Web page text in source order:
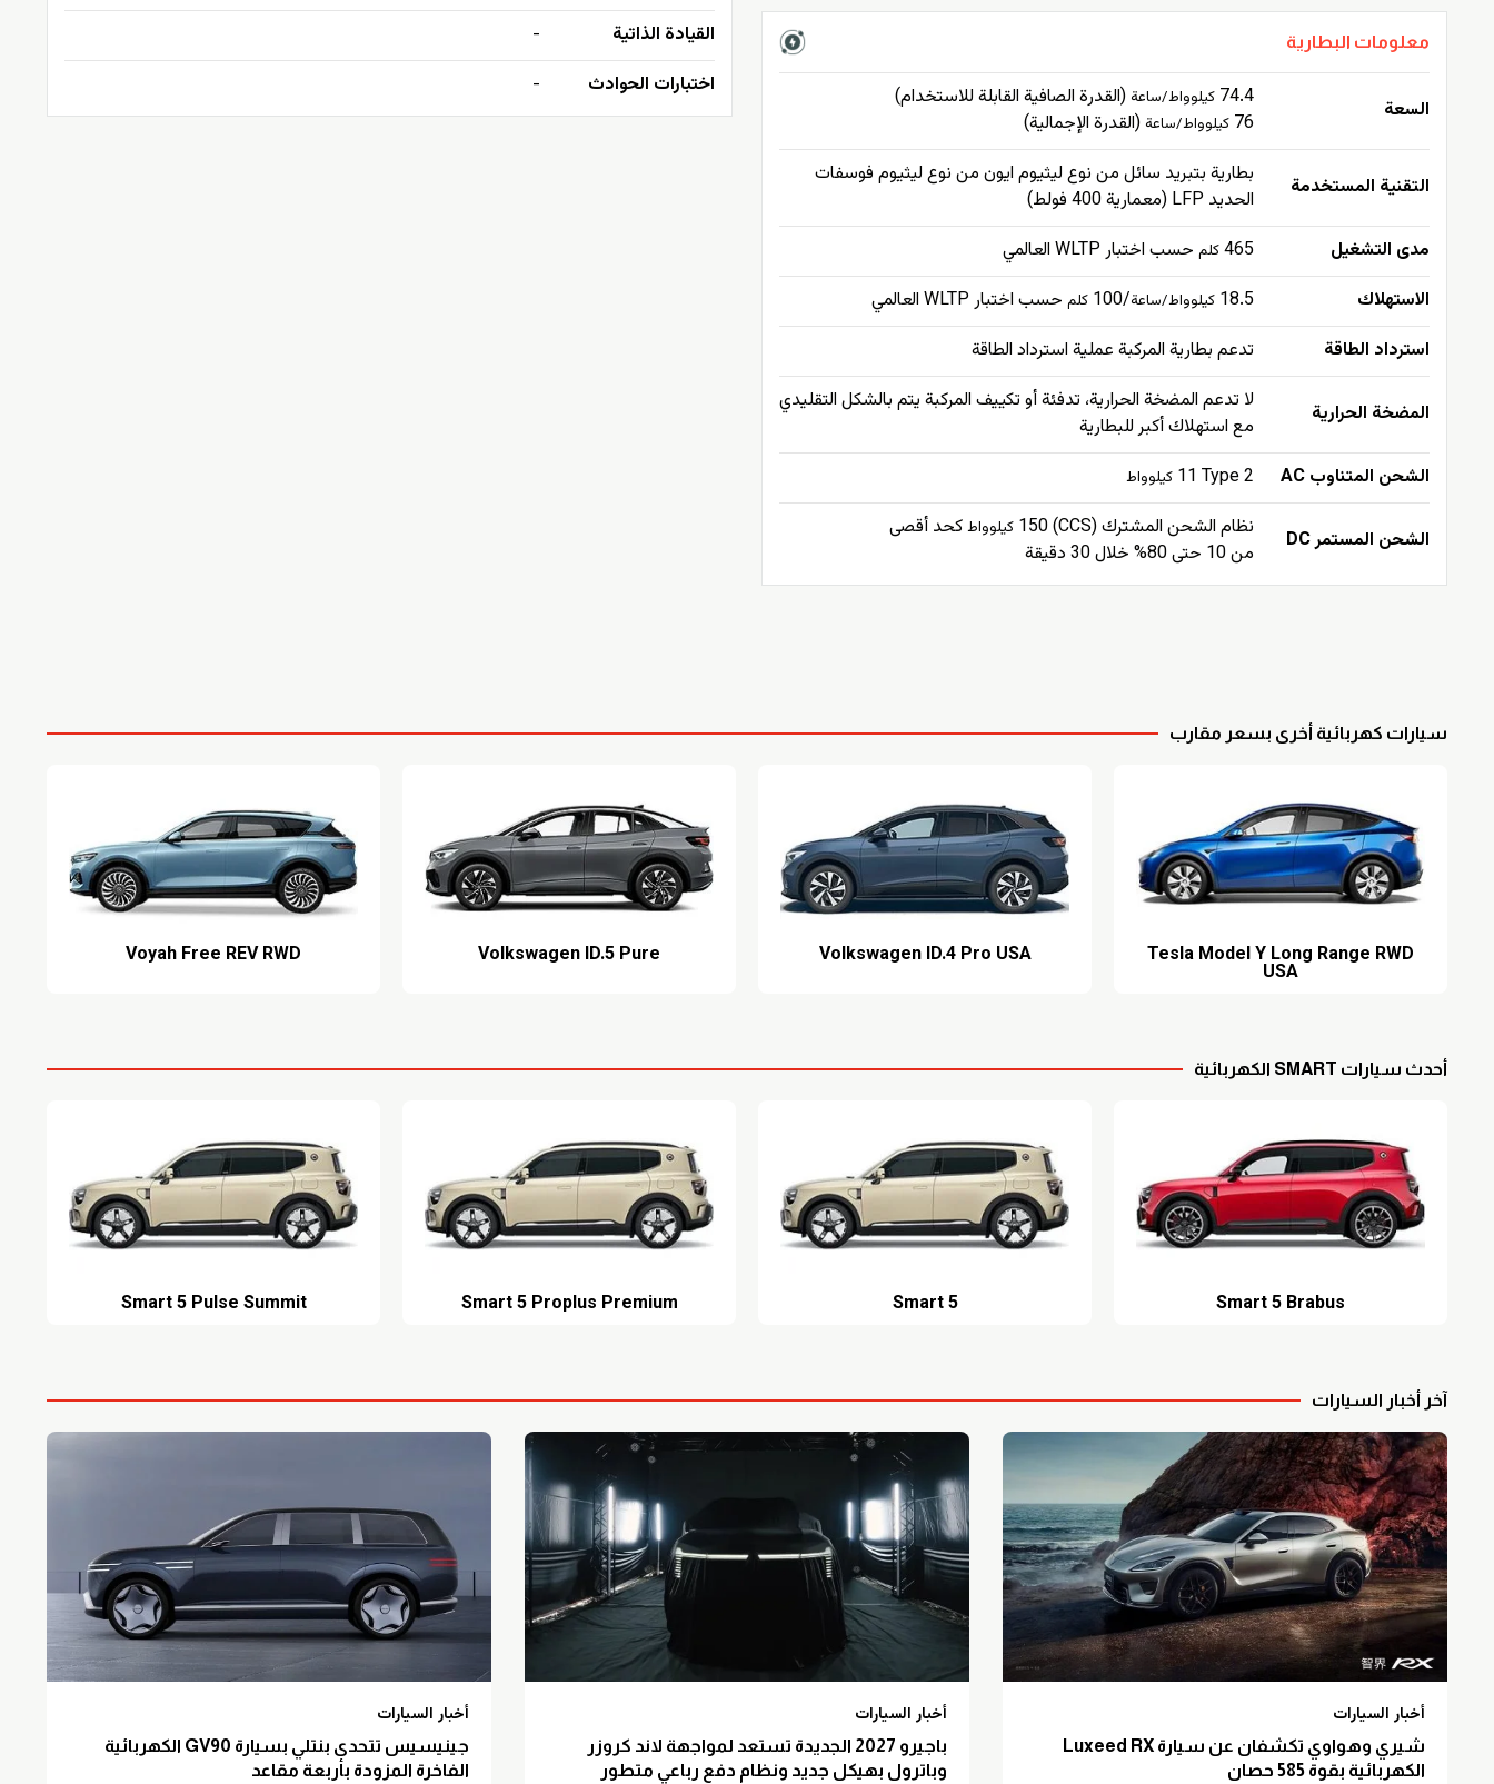
معلومات البطارية
السعة 74.4 كيلوواط/ساعة (القدرة الصافية القابلة للاستخدام)
76 كيلوواط/ساعة (القدرة الإجمالية)
التقنية المستخدمة
بطارية بتبريد سائل من نوع ليثيوم ايون من نوع ليثيوم فوسفات
الحديد LFP (معمارية 400 فولط)
مدى التشغيل
465 كلمحسب اختبار WLTP العالمي
الاستهلاك
18.5 كيلوواط/ساعة/100 كلمحسب اختبار WLTP العالمي
استرداد الطاقة
تدعم بطارية المركبة عملية استرداد الطاقة
المضخة الحرارية
لا تدعم المضخة الحرارية، تدفئة أو تكييف المركبة يتم بالشكل التقليدي
مع استهلاك أكبر للبطارية
الشحن المتناوب AC
Type 2
11 كيلوواط
الشحن المستمر DC نظام الشحن المشترك (CCS) 150 كيلوواطكحد أقصى
من 10 حتى 80% خلال 30 دقيقة
القيادة الذاتية
-
اختبارات الحوادث
-
سيارات كهربائية أخرى بسعر مقارب
Tesla Model Y Long Range RWD
USA
Volkswagen ID.4 Pro USA
Volkswagen ID.5 Pure
Voyah Free REV RWD
أحدث سيارات SMART الكهربائية
Smart 5 Brabus
Smart 5
Smart 5 Proplus Premium
Smart 5 Pulse Summit
آخر أخبار السيارات
أخبار السيارات
شيري وهواوي تكشفان عن سيارة Luxeed RX
الكهربائية بقوة 585 حصان
أخبار السيارات
باجيرو 2027 الجديدة تستعد لمواجهة لاند كروزر
وباترول بهيكل جديد ونظام دفع رباعي متطور
أخبار السيارات
جينيسيس تتحدى بنتلي بسيارة GV90 الكهربائية
الفاخرة المزودة بأربعة مقاعد